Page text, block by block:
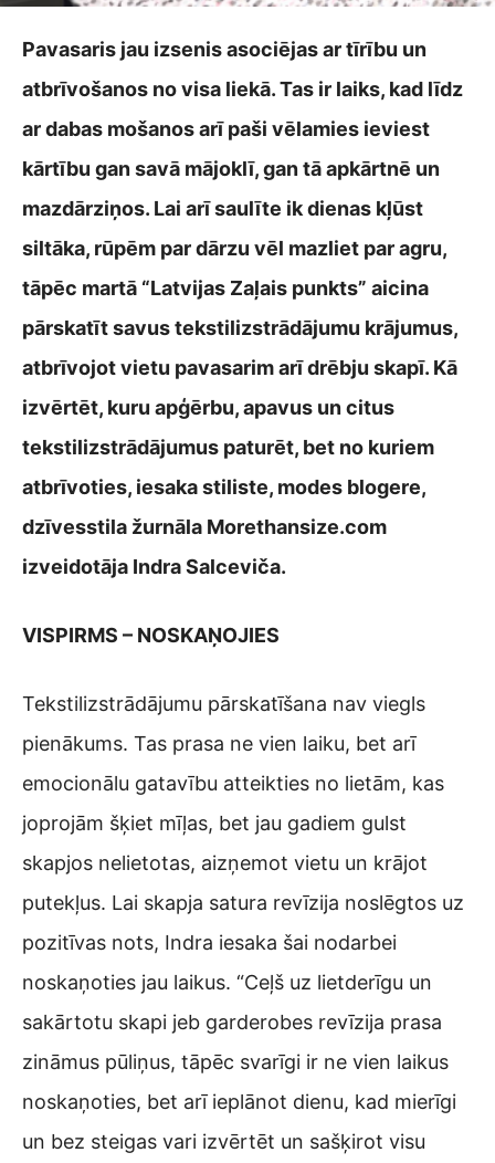
Pavasaris jau izsenis asociējas ar tīrību un
atbrīvošanos no visa liekā. Tas ir laiks, kad līdz
ar dabas mošanos arī paši vēlamies ieviest
kārtību gan savā mājoklī, gan tā apkārtnē un
mazdārziņos. Lai arī saulīte ik dienas kļūst
siltāka, rūpēm par dārzu vēl mazliet par agru,
tāpēc martā “Latvijas Zaļais punkts” aicina
pārskatīt savus tekstilizstrādājumu krājumus,
atbrīvojot vietu pavasarim arī drēbju skapī. Kā
izvērtēt, kuru apģērbu, apavus un citus
tekstilizstrādājumus paturēt, bet no kuriem
atbrīvoties, iesaka stiliste, modes blogere,
dzīvesstila žurnāla Morethansize.com
izveidotāja Indra Salceviča.
VISPIRMS – NOSKAŅOJIES
Tekstilizstrādājumu pārskatīšana nav viegls
pienākums. Tas prasa ne vien laiku, bet arī
emocionālu gatavību atteikties no lietām, kas
joprojām šķiet mīļas, bet jau gadiem gulst
skapjos nelietotas, aizņemot vietu un krājot
putekļus. Lai skapja satura revīzija noslēgtos uz
pozitīvas nots, Indra iesaka šai nodarbei
noskaņoties jau laikus. “Ceļš uz lietderīgu un
sakārtotu skapi jeb garderobes revīzija prasa
zināmus pūliņus, tāpēc svarīgi ir ne vien laikus
noskaņoties, bet arī ieplānot dienu, kad mierīgi
un bez steigas vari izvērtēt un sašķirot visu